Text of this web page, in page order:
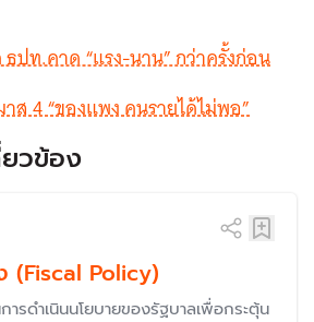
ปท.คาด “แรง-นาน” กว่าครั้งก่อน
ส 4 “ของแพง คนรายได้ไม่พอ”
วข้อง
(Fiscal Policy)
ารดำเนินนโยบายของรัฐบาลเพื่อกระตุ้น